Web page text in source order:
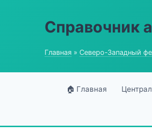
Справочник
Главная » Северо-Западный
🏠 Главная